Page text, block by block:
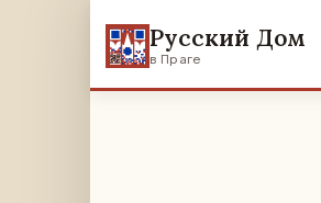
Русский Дом
в Праге